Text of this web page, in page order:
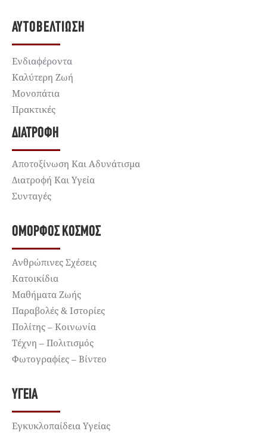
ΑΥΤΟΒΕΛΤΊΩΣΗ
Ενδιαφέροντα
Καλύτερη Ζωή
Μονοπάτια
Πρακτικές
ΔΙΑΤΡΟΦΉ
Αποτοξίνωση Και Αδυνάτισμα
Διατροφή Και Υγεία
Συνταγές
ΌΜΟΡΦΟΣ ΚΌΣΜΟΣ
Ανθρώπινες Σχέσεις
Κατοικίδια
Μαθήματα Ζωής
Παραβολές & Ιστορίες
Πολίτης – Κοινωνία
Τέχνη – Πολιτισμός
Φωτογραφίες – Βίντεο
ΥΓΕΊΑ
Εγκυκλοπαίδεια Υγείας